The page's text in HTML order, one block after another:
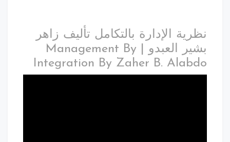
نظرية الإدارة بالتكامل تأليف زاهر
بشير العبدو | Management By
Integration By Zaher B. Alabdo